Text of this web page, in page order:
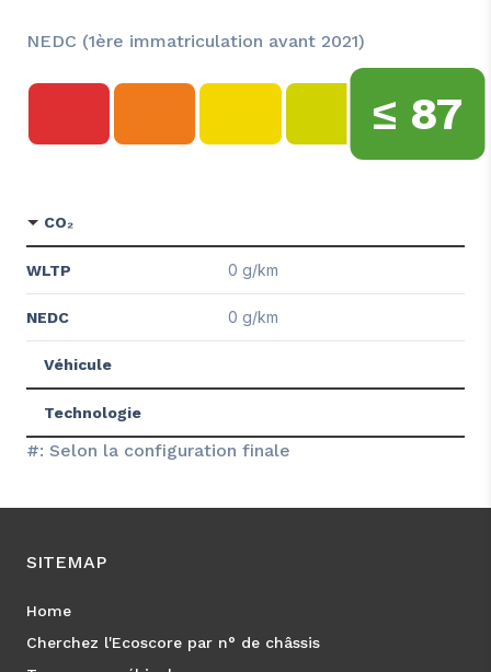
NEDC (1ère immatriculation avant 2021)
≤ 87
CO₂
WLTP 0 g/km
NEDC 0 g/km
Véhicule
Technologie
#: Selon la configuration finale
SITEMAP
Home
Cherchez l'Ecoscore par n° de châssis